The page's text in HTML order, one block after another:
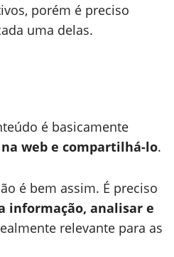
porém é preciso
uma delas.
é basicamente
web e compartilhá-lo.
é bem assim. É preciso
informação, analisar e
relevante para as